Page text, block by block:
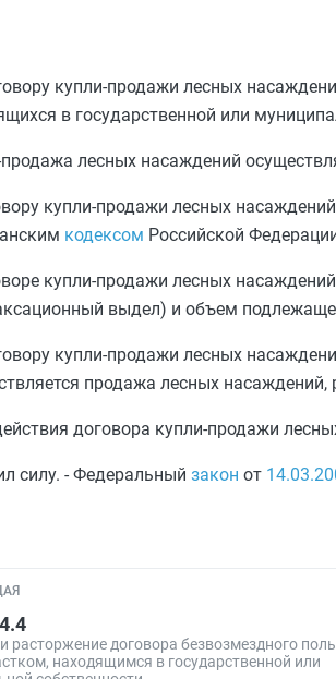
купли-продажи лесных
в государственной или
лесных насаждений
купли-продажи лесных
кодексом Российской
купли-продажи лесных
выдел) и объем
купли-продажи лесных
продажа лесных
договора купли-продажи
силу. - Федеральный закон от
расторжение договора безвозмездного
находящимся в государственной или